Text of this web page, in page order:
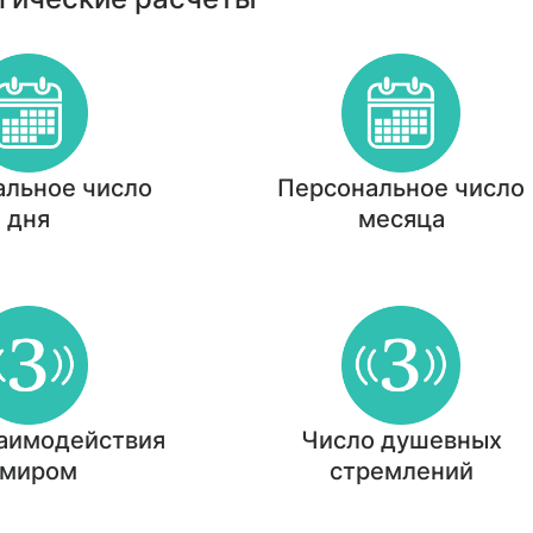
число
дня
Персональное число
месяца
Число душевных
стремлений